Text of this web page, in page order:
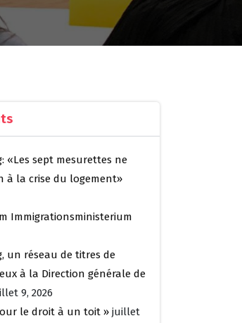
«Les sept mesurettes ne
à la crise du logement»
Immigrationsministerium
un réseau de titres de
à la Direction générale de
9, 2026
le droit à un toit » juillet